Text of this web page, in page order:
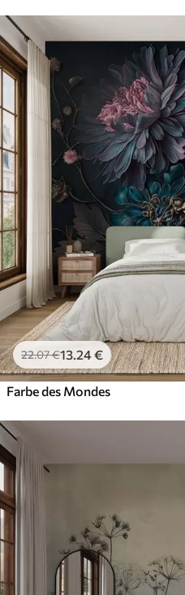
Verfügbare Materialien
Standard
.00 27 .00 €/m²
Premium
.6734 .00 € /m²
Premium-Vinyl
.0039.00€
Peel and Stick
81.6749.00 €/m²
22.07€13 .24€
Farbe des Mondes